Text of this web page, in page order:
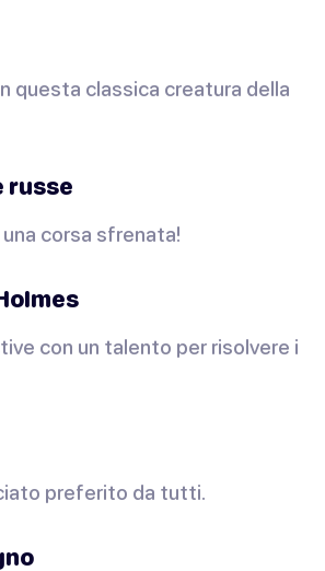
questa classica creatura della
russe
corsa sfrenata!
con un talento per risolvere i
preferito da tutti.